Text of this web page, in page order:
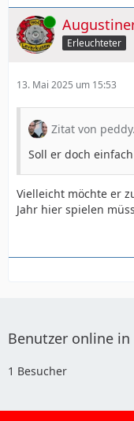
Online
Erleuchteter
13. Mai 2025 um 15:53
Zitat von
Soll er doch
Vielleicht möchte er
Jahr hier spielen
Benutzer online
1 Besucher